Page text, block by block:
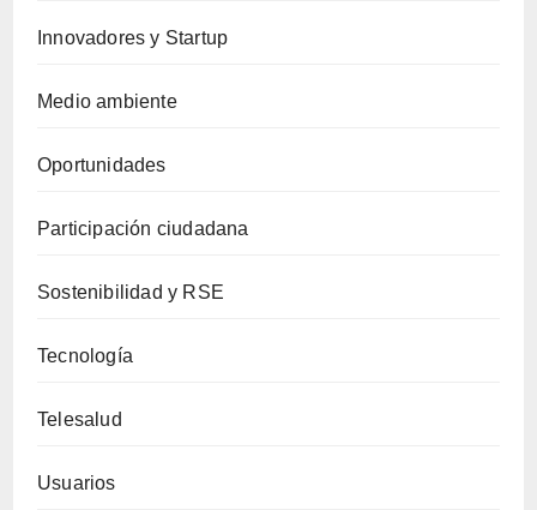
Innovadores y Startup
Medio ambiente
Oportunidades
Participación ciudadana
Sostenibilidad y RSE
Tecnología
Telesalud
Usuarios